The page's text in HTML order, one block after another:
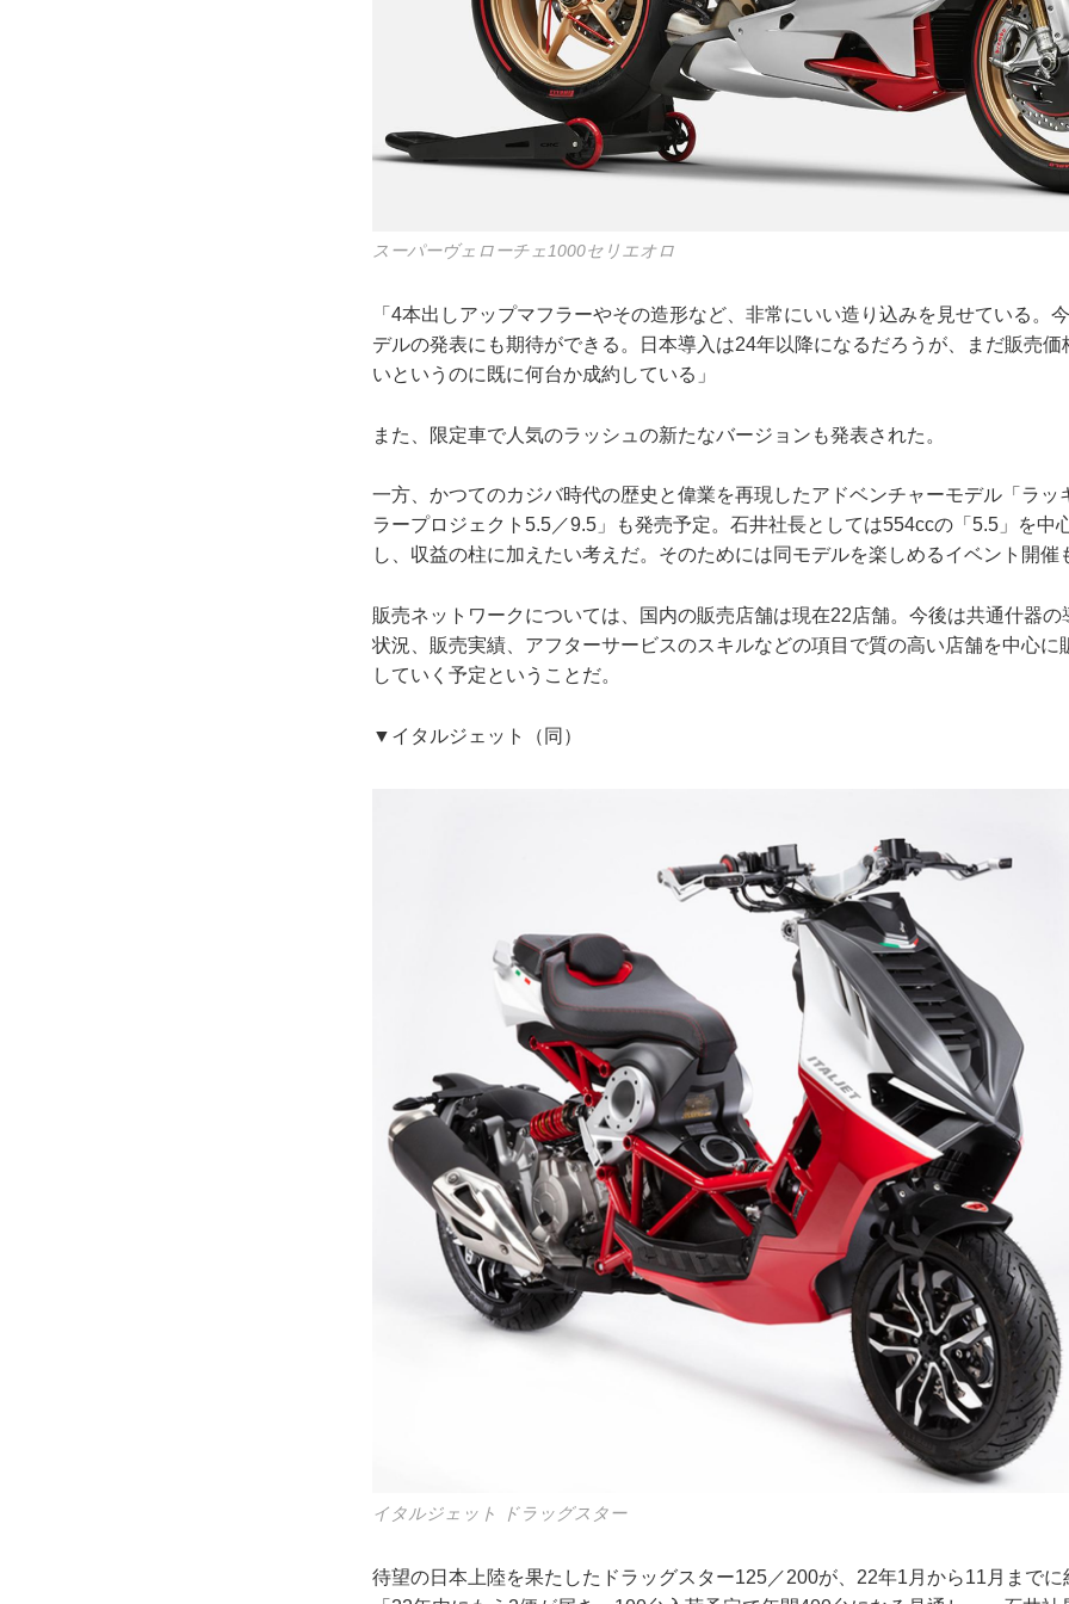
スーパーヴェローチェ1000セリエオロ
「4本出しアップマフラーやその造形など、非常にいい造り込みを見せている。
デルの発表にも期待ができる。日本導入は24年以降になるだろうが、まだ販売価
いというのに既に何台か成約している」
また、限定車で人気のラッシュの新たなバージョンも発表された。
一方、かつてのカジバ時代の歴史と偉業を再現したアドベンチャーモデル「ラッ
ラープロジェクト5.5／9.5」も発売予定。石井社長としては554ccの「5.5」を中
し、収益の柱に加えたい考えだ。そのためには同モデルを楽しめるイベント開催
販売ネットワークについては、国内の販売店舗は現在22店舗。今後は共通什器の
状況、販売実績、アフターサービスのスキルなどの項目で質の高い店舗を中心に
していく予定ということだ。
▼イタルジェット（同）
イタルジェット ドラッグスター
待望の日本上陸を果たしたドラッグスター125／200が、22年1月から11月まで